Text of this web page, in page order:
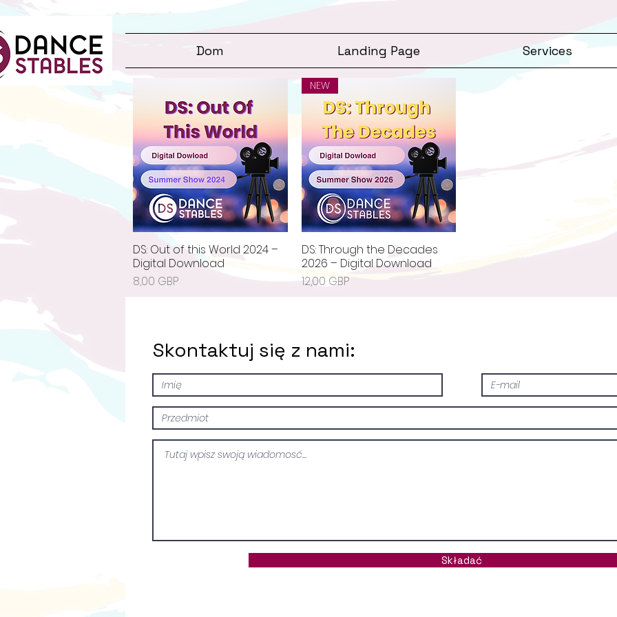
Dom Landing Page Services
Podgląd
DS: Out of this World 2024 –
Digital Download
Cena
8,00 GBP
Podgląd
NEW
DS: Through the Decades
2026 – Digital Download
Cena
12,00 GBP
Skontaktuj się z nami:
Składać